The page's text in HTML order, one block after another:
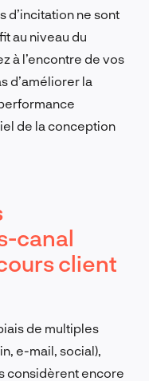
d’incitation ne sont
au niveau du
à l’encontre de vos
d’améliorer la
de la conception
canal
client
de multiples
e-mail, social),
considèrent encore